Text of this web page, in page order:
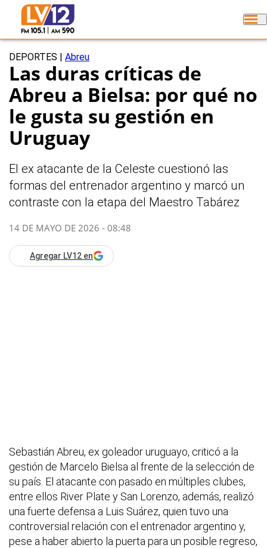
DEPORTES Abreu
Las duras críticas de
Abreu a Bielsa: por qué no
le gusta su gestión en
Uruguay
El ex atacante de la Celeste cuestionó las
formas del entrenador argentino y marcó un
contraste con la etapa del Maestro Tabárez
14 DE MAYO DE 2026 - 08:48
Agregar LV12 en
Sebastián Abreu, ex goleador uruguayo, criticó a la
gestión de Marcelo Bielsa al frente de la selección de
su país. El atacante con pasado en múltiples clubes,
entre ellos River Plate y San Lorenzo, además, realizó
una fuerte defensa a Luis Suárez, quien tuvo una
controversial relación con el entrenador argentino y,
pese a haber abierto la puerta para un posible regreso,